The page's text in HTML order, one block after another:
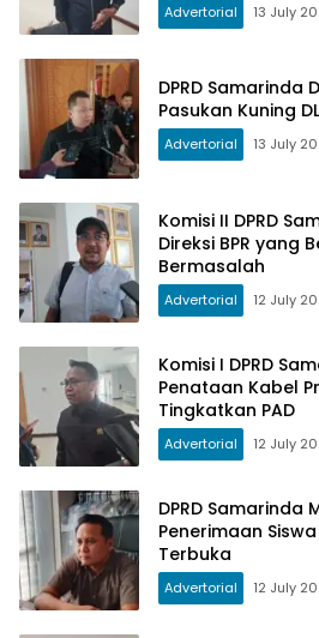
Advertorial 13 July
DPRD Samarinda
Pasukan Kuning
Advertorial 13 July
Komisi II DPRD
Direksi BPR yang
Bermasalah
Advertorial 12 July
Komisi I DPRD
Penataan Kabel
Tingkatkan PAD
Advertorial 12 July
DPRD Samarinda
Penerimaan
Terbuka
Advertorial 12 July